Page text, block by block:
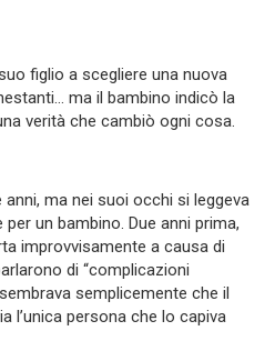
figlio a scegliere una nuova
ma il bambino indicò la
verità che cambiò ogni cosa.
ma nei suoi occhi si leggeva
un bambino. Due anni prima,
improvvisamente a causa di
di “complicazioni
semplicemente che il
l’unica persona che lo capiva